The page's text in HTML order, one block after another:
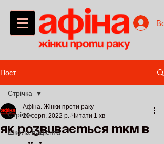
Пост
Стрічка
Школа пацієнта
Стрічка
Як розвивається ТКМ в
Афіна. Жінки проти раку
26 серп. 2022 р. Читати 1 хв